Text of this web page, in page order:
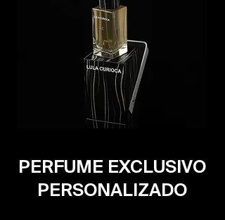
PERFUME EXCLUSIVO
PERSONALIZADO